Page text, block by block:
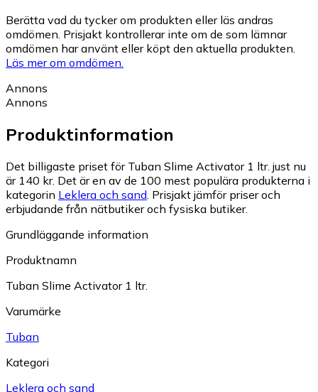
Berätta vad du tycker om produkten eller läs andras
omdömen. Prisjakt kontrollerar inte om de som lämnar
omdömen har använt eller köpt den aktuella produkten.
Läs mer om omdömen.
Annons
Annons
Produktinformation
Det billigaste priset för Tuban Slime Activator 1 ltr. just nu
är 140 kr. Det är en av de 100 mest populära produkterna i
kategorin Leklera och sand Prisjakt jämför priser och
erbjudande från nätbutiker och fysiska butiker.
Grundläggande information
Produktnamn
Tuban Slime Activator 1 ltr.
Varumärke
Tuban
Kategori
Leklera och sand